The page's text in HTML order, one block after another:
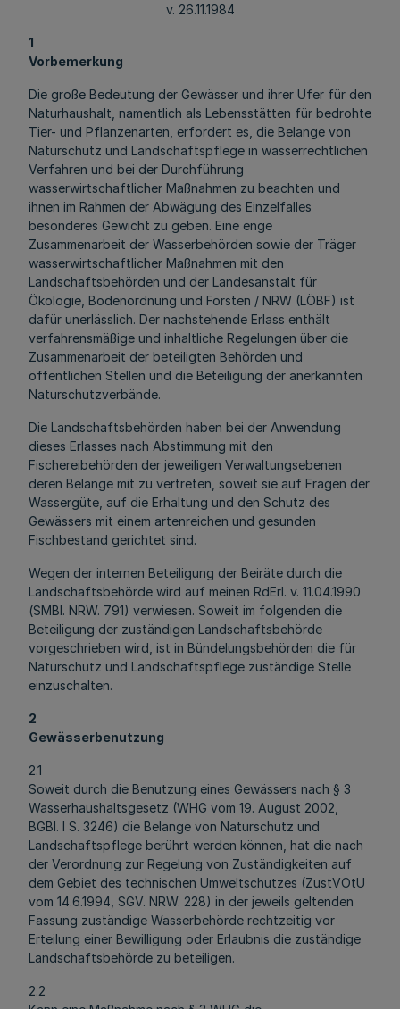
v. 26.11.1984
1
Vorbemerkung
Die große Bedeutung der Gewässer und ihrer Ufer für den
Naturhaushalt, namentlich als Lebensstätten für bedrohte
Tier- und Pflanzenarten, erfordert es, die Belange von
Naturschutz und Landschaftspflege in wasserrechtlichen
Verfahren und bei der Durchführung
wasserwirtschaftlicher Maßnahmen zu beachten und
ihnen im Rahmen der Abwägung des Einzelfalles
besonderes Gewicht zu geben. Eine enge
Zusammenarbeit der Wasserbehörden sowie der Träger
wasserwirtschaftlicher Maßnahmen mit den
Landschaftsbehörden und der Landesanstalt für
Ökologie, Bodenordnung und Forsten / NRW (LÖBF) ist
dafür unerlässlich. Der nachstehende Erlass enthält
verfahrensmäßige und inhaltliche Regelungen über die
Zusammenarbeit der beteiligten Behörden und
öffentlichen Stellen und die Beteiligung der anerkannten
Naturschutzverbände.
Die Landschaftsbehörden haben bei der Anwendung
dieses Erlasses nach Abstimmung mit den
Fischereibehörden der jeweiligen Verwaltungsebenen
deren Belange mit zu vertreten, soweit sie auf Fragen der
Wassergüte, auf die Erhaltung und den Schutz des
Gewässers mit einem artenreichen und gesunden
Fischbestand gerichtet sind.
Wegen der internen Beteiligung der Beiräte durch die
Landschaftsbehörde wird auf meinen RdErl. v. 11.04.1990
(SMBl. NRW. 791) verwiesen. Soweit im folgenden die
Beteiligung der zuständigen Landschaftsbehörde
vorgeschrieben wird, ist in Bündelungsbehörden die für
Naturschutz und Landschaftspflege zuständige Stelle
einzuschalten.
2
Gewässerbenutzung
2.1
Soweit durch die Benutzung eines Gewässers nach § 3
Wasserhaushaltsgesetz (WHG vom 19. August 2002,
BGBl. I S. 3246) die Belange von Naturschutz und
Landschaftspflege berührt werden können, hat die nach
der Verordnung zur Regelung von Zuständigkeiten auf
dem Gebiet des technischen Umweltschutzes (ZustVOtU
vom 14.6.1994, SGV. NRW. 228) in der jeweils geltenden
Fassung zuständige Wasserbehörde rechtzeitig vor
Erteilung einer Bewilligung oder Erlaubnis die zuständige
Landschaftsbehörde zu beteiligen.
2.2